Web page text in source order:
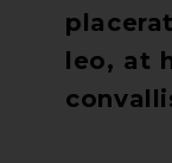
leo, at